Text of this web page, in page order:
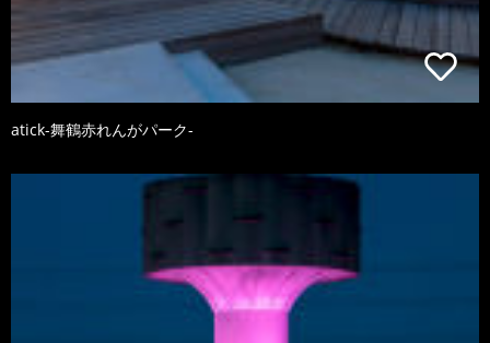
atick-舞鶴赤れんがパーク-